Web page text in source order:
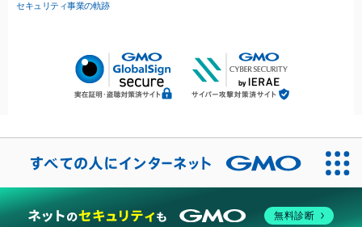
セキュリティ事業の軌跡
無料診断